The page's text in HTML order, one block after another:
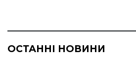
ОСТАННІ НОВИНИ